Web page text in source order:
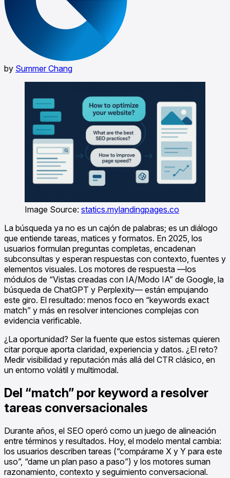
by Summer Chang
Image Source: statics.mylandingpages.co
La búsqueda ya no es un cajón de palabras; es un diálogo
que entiende tareas, matices y formatos. En 2025, los
usuarios formulan preguntas completas, encadenan
subconsultas y esperan respuestas con contexto, fuentes y
elementos visuales. Los motores de respuesta —los
módulos de “Vistas creadas con IA/Modo IA” de Google, la
búsqueda de ChatGPT y Perplexity— están empujando
este giro. El resultado: menos foco en “keywords exact
match” y más en resolver intenciones complejas con
evidencia verificable.
¿La oportunidad? Ser la fuente que estos sistemas quieren
citar porque aporta claridad, experiencia y datos. ¿El reto?
Medir visibilidad y reputación más allá del CTR clásico, en
un entorno volátil y multimodal.
Del “match” por keyword a resolver
tareas conversacionales
Durante años, el SEO operó como un juego de alineación
entre términos y resultados. Hoy, el modelo mental cambia:
los usuarios describen tareas (“compárame X y Y para este
uso”, “dame un plan paso a paso”) y los motores suman
razonamiento, contexto y seguimiento conversacional.